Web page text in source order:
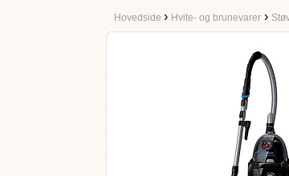
Hovedside › Hvite- og brunevarer ›